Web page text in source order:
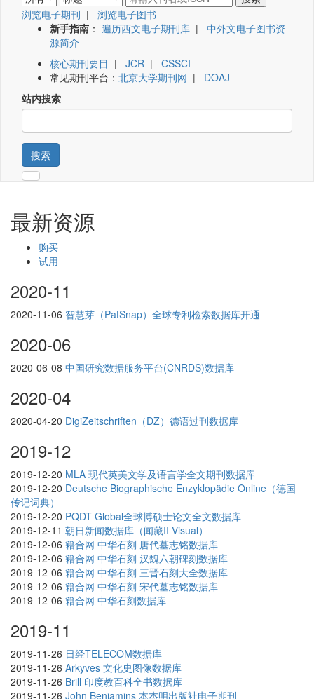
浏览电子期刊 | 浏览电子图书
新手指南 ： 遍历西文电子期刊库 | 中外文电子图书资
源简介
核心期刊要目 | JCR | CSSCI
常见期刊平台： 北京大学期刊网 | DOAJ
站内搜索
搜索
最新资源
购买
试用
2020-11
2020-11-06 智慧芽（PatSnap）全球专利检索数据库开通
2020-06
2020-06-08 中国研究数据服务平台(CNRDS)数据库
2020-04
2020-04-20 DigiZeitschriften（DZ）德语过刊数据库
2019-12
2019-12-20 MLA 现代英美文学及语言学全文期刊数据库
2019-12-20 Deutsche Biographische Enzyklopädie Online（德国
传记词典）
2019-12-20 PQDT Global全球博硕士论文全文数据库
2019-12-11 朝日新闻数据库（闻藏II Visual）
2019-12-06 籍合网 中华石刻 唐代墓志铭数据库
2019-12-06 籍合网 中华石刻 汉魏六朝碑刻数据库
2019-12-06 籍合网 中华石刻 三晋石刻大全数据库
2019-12-06 籍合网 中华石刻 宋代墓志铭数据库
2019-12-06 籍合网 中华石刻数据库
2019-11
2019-11-26 日经TELECOM数据库
2019-11-26 Arkyves 文化史图像数据库
2019-11-26 Brill 印度教百科全书数据库
2019-11-26 John Benjamins 本杰明出版社电子期刊